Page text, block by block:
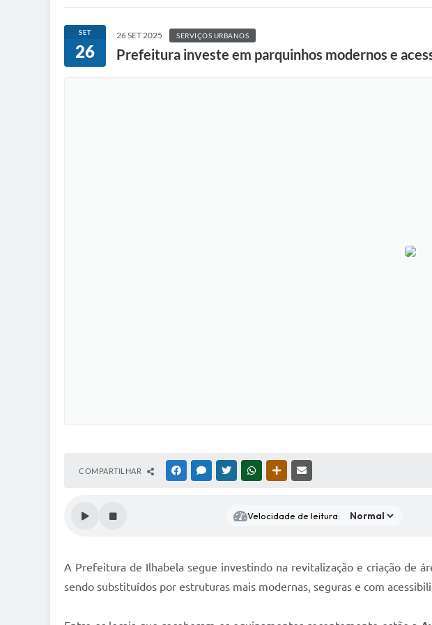
SET
26
26 SET 2025 SERVIÇOS URBANOS
Prefeitura investe em parquinhos modernos e
COMPARTILHAR FACEBOOKMESSENGER
TWITTERWHATSAPPOUTRAS MÍDIAS
Velocidade de leitura:
A Prefeitura de Ilhabela segue investindo na revitalização e criação de
sendo substituídos por estruturas mais modernas, seguras e com